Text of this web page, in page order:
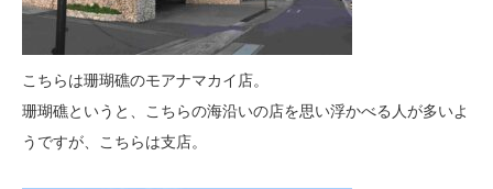
こちらは珊瑚礁のモアナマカイ店。
珊瑚礁というと、こちらの海沿いの店を思い浮かべる人が多いよ
うですが、こちらは支店。